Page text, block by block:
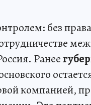
без права
Ранее
компанией,